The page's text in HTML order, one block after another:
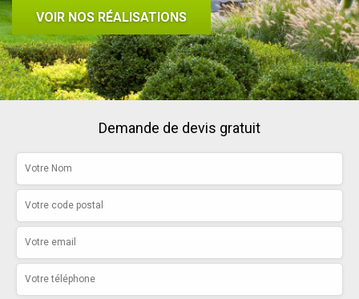
VOIR NOS RÉALISATIONS
Demande de devis gratuit